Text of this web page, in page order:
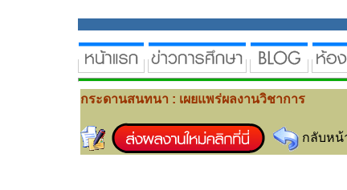
กระดานสนทนา : เผยแพร่ผลงานวิชาการ
กลับหน้